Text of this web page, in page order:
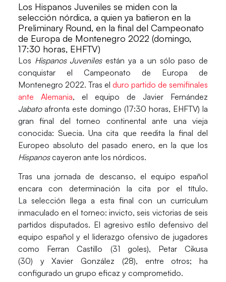
Los Hispanos Juveniles se miden con la
selección nórdica, a quien ya batieron en la
Preliminary Round, en la final del Campeonato
de Europa de Montenegro 2022 (domingo,
17:30 horas, EHFTV)
Los Hispanos Juveniles están ya a un sólo paso de
conquistar el Campeonato de Europa de
Montenegro 2022. Tras elduro partido de semifinales
ante Alemania, el equipo de Javier Fernández
Jabato afronta este domingo (17:30 horas, EHFTV) la
gran final del torneo continental ante una vieja
conocida: Suecia. Una cita que reedita la final del
Europeo absoluto del pasado enero, en la que los
Hispanoscayeron ante los nórdicos.
Tras una jornada de descanso, el equipo español
encara con determinación la cita por el título.
La selección llega a esta final con un currículum
inmaculado en el torneo: invicto, seis victorias de seis
partidos disputados. El agresivo estilo defensivo del
equipo español y el liderazgo ofensivo de jugadores
como Ferran Castillo (31 goles), Petar Cikusa
(30) yXavier González (28), entre otros; ha
configurado un grupo eficaz y comprometido.